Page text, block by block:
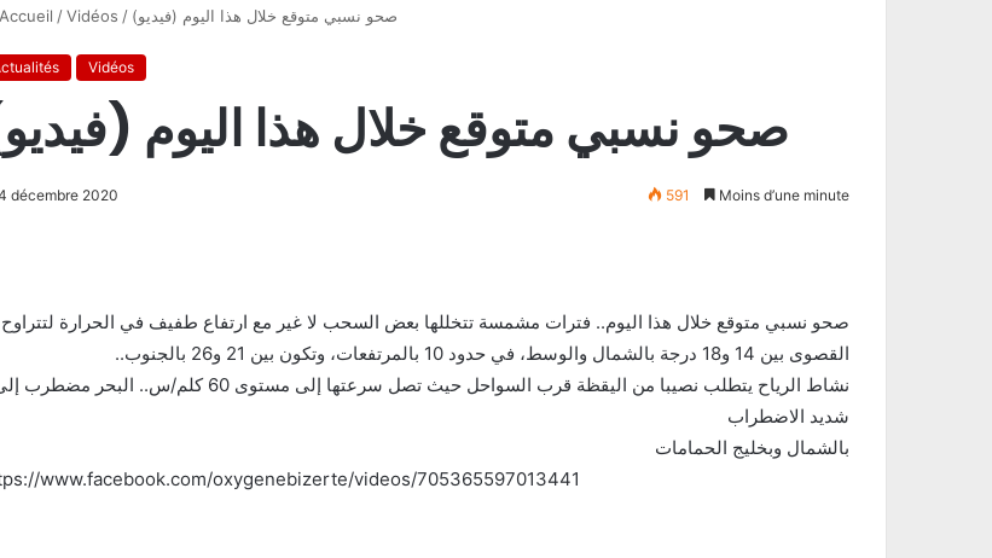
Accueil /Vidéos / (صحو نسبي متوقع خلال هذا اليوم (فيديو
Vidéos
(صحو نسبي متوقع خلال هذا اليوم (فيديو
décembre 2020 591 Moins d’une minute
صحو نسبي متوقع خلال هذا اليوم.. فترات مشمسة تتخللها بعض السحب لا غير مع ارتفاع طفيف في الحرارة لتتراوح
القصوى بين 14 و18 درجة بالشمال والوسط، في حدود 10 بالمرتفعات، وتكون بين 21 و26 بالجنوب..
نشاط الرياح يتطلب نصيبا من اليقظة قرب السواحل حيث تصل سرعتها إلى مستوى 60 كلم/س.. البحر
شديد الاضطراب
بالشمال وبخليج الحمامات
www.facebook.com/oxygenebizerte/videos/705365597013441